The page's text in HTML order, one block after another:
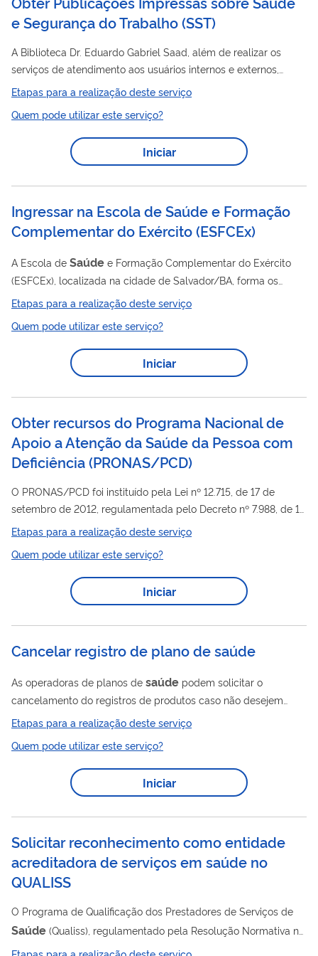
e Segurança do Trabalho(SST)
A Biblioteca Dr. Eduardo Gabriel Saad, além de realizar os
serviços de atendimento aos usuários internos e externos,
proporcionando o acesso ao acervo físico e digital, entre livros,
normas, folhetos, teses, dissertações, publicações seriadas,
obras de referência, relatórios técnicos, DVDs, CD-ROM de
eventos, periódicos, microfichas; arquivos em pdf, entre outros,
realiza os serviços de venda de publicações editadas pela
(DVDs). Também é...
Etapas para a realização deste serviço
Quem pode utilizar este serviço?
Iniciar
Ingressar na Escola de Saúde e Formação
Complementar do Exército(ESFCEx)
A Escola de Saúde e Formação Complementar do Exército
(ESFCEx), localizada na cidade de Salvador/BA, forma os
oficiais do Quadro Complementar (QC) nas diversas áreas de
interesse do Exército, além dos Capelães Militares (CM). A
partir de 2022, formará também os oficiais do Quadro de
nos meses de junho a agosto.
Etapas para a realização deste serviço
Quem pode utilizar este serviço?
Iniciar
Obter recursos do Programa Nacional de
Apoio a Atenção da Saúde da Pessoa com
Deficiência(PRONAS/PCD)
O PRONAS/PCD foi instituído pela Lei nº 12.715, de 17 de
setembro de 2012, regulamentada pelo Decreto nº 7.988, de 17
de abril de 2013, o qual foi implementado mediante incentivo
fiscal às empresas doadoras, tendo como objetivo captar e
canalizar recursos destinados a estimular e desenvolver ações
de promoção àsaúde, reabilitação/habilitação da pessoa
com deficiência, fortalecer a Política Nacional deSaúde
Etapas para a realização deste serviço
Quem pode utilizar este serviço?
Iniciar
Cancelar registro de plano de saúde
As operadoras de planos de saúde podem solicitar o
cancelamento do registros de produtos caso não desejem
mais comercializá-los e desde que não existam mais
beneficiários vinculados aos referidos planos
Etapas para a realização deste serviço
Quem pode utilizar este serviço?
Iniciar
Solicitar reconhecimento como entidade
acreditadora de serviços em saúde no
QUALISS
O Programa de Qualificação dos Prestadores de Serviços de
Saúde (Qualiss), regulamentado pela Resolução Normativa nº
510/2022, tem como objetivos principais ajudar os